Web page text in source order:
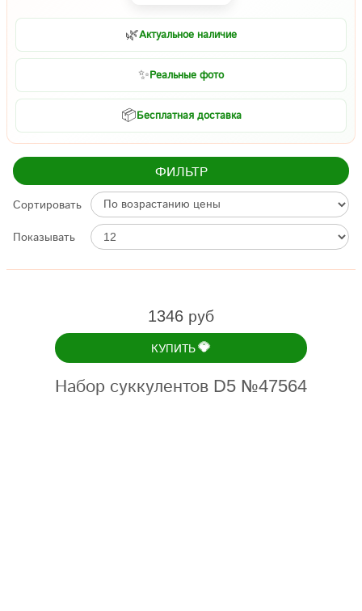
🌿Актуальное наличие
✨Реальные фото
📦Бесплатная доставка
ФИЛЬТР
Сортировать
Показывать
1346 руб
КУПИТЬ💎
Набор суккулентов D5 №47564